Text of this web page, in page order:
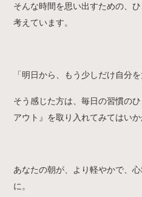
そんな時間を思い出すための、
考えています。
「明日から、もう少しだけ自分
そう感じた方は、毎日の習慣の
アウト』を取り入れてみてはいか
あなたの朝が、より軽やかで、
に。